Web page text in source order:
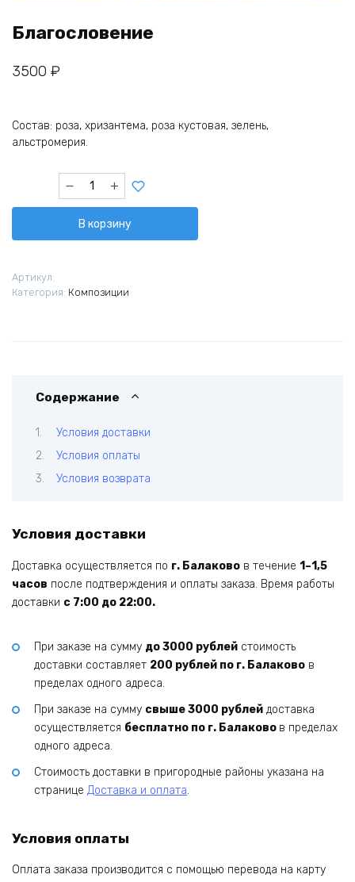
Благословение
3500 ₽
Состав: роза, хризантема, роза кустовая, зелень,
альстромерия.
Количество
товара
В корзину
Артикул:
Категория: Композиции
Содержание
Условия доставки
Условия оплаты
Условия возврата
Условия доставки
Доставка осуществляется по г. Балаково в течение 1–1,5
часов после подтверждения и оплаты заказа. Время работы
доставки с 7:00 до 22:00.
При заказе на сумму до 3000 рублей стоимость
доставки составляет 200 рублей по г. Балаково в
пределах одного адреса.
При заказе на сумму свыше 3000 рублей доставка
осуществляется бесплатно по г. Балаково в пределах
одного адреса.
Стоимость доставки в пригородные районы указана на
странице Доставка и оплата.
Условия оплаты
Оплата заказа производится с помощью перевода на карту